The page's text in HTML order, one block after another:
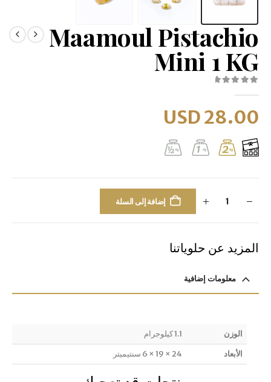
Maamoul Pistachio
Mini 1 KG
28.00
USD
إضافة إلى السلة
المزيد عن حلوياتنا
معلومات إضافية
الوزن
1.1 كيلوجرام
الأبعاد
24 × 19 × 6 سنتيميتر